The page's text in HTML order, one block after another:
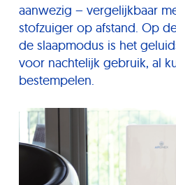
aanwezig – vergelijkbaar
stofzuiger op afstand. Op
de slaapmodus is het
voor nachtelijk gebruik, al
bestempelen.